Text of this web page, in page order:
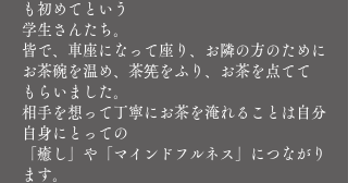
も初めてという
学生さんたち。
皆で、車座になって座り、お隣の方のために
お茶碗を温め、茶筅をふり、お茶を点てて
もらいました。
相手を想って丁寧にお茶を淹れることは自分
自身にとっての
「癒し」や「マインドフルネス」につながり
ます。